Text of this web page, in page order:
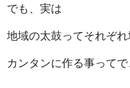
でも、実は
地域の太鼓ってそれぞ
カンタンに作る事ってで